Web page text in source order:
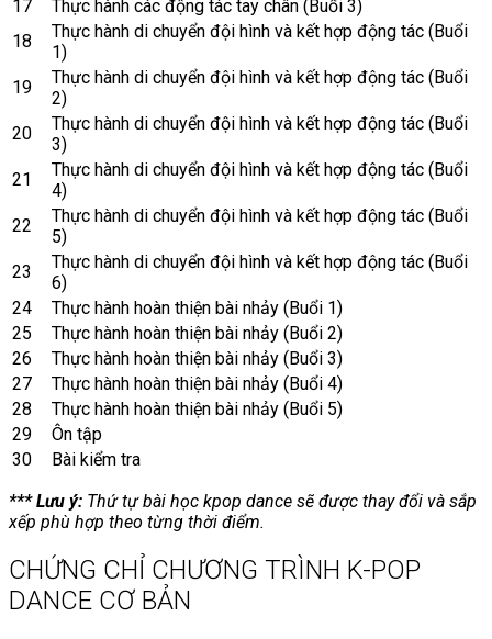
17
Thực hành các động tác tay chân (Buổi 3)
18
Thực hành di chuyển đội hình và kết hợp động tác (Buổi
1)
19
Thực hành di chuyển đội hình và kết hợp động tác (Buổi
2)
20
Thực hành di chuyển đội hình và kết hợp động tác (Buổi
3)
21
Thực hành di chuyển đội hình và kết hợp động tác (Buổi
4)
22
Thực hành di chuyển đội hình và kết hợp động tác (Buổi
5)
23
Thực hành di chuyển đội hình và kết hợp động tác (Buổi
6)
24
Thực hành hoàn thiện bài nhảy (Buổi 1)
25
Thực hành hoàn thiện bài nhảy (Buổi 2)
26
Thực hành hoàn thiện bài nhảy (Buổi 3)
27
Thực hành hoàn thiện bài nhảy (Buổi 4)
28
Thực hành hoàn thiện bài nhảy (Buổi 5)
29
Ôn tập
30
Bài kiểm tra
*** Lưu ý: Thứ tự bài học kpop dance sẽ được thay đổi và sắp
xếp phù hợp theo từng thời điểm.
CHỨNG CHỈ CHƯƠNG TRÌNH K-POP
DANCE CƠ BẢN